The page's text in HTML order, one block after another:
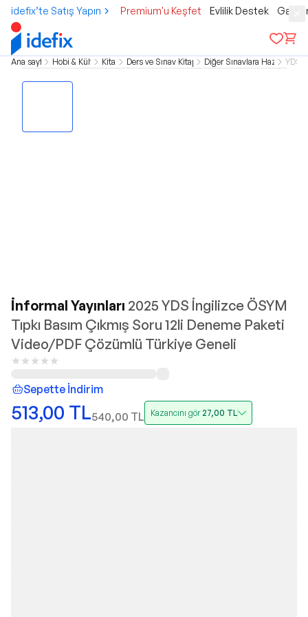
idefix’te Satış Yapın Premium'u Keşfet Evlilik Destek
Ana sayfa Hobi & Kültür Kitap Ders ve Sınav KitaplarıDiğer Sınavlara HazırlıkYDS
İnformal Yayınları 2025 YDS İngilizce ÖSYM
Tıpkı Basım Çıkmış Soru 12li Deneme Paketi
Video/PDF Çözümlü Türkiye Geneli
Sepette İndirim
513,00 TL540,00 TL Kazancını gör27,00 TL